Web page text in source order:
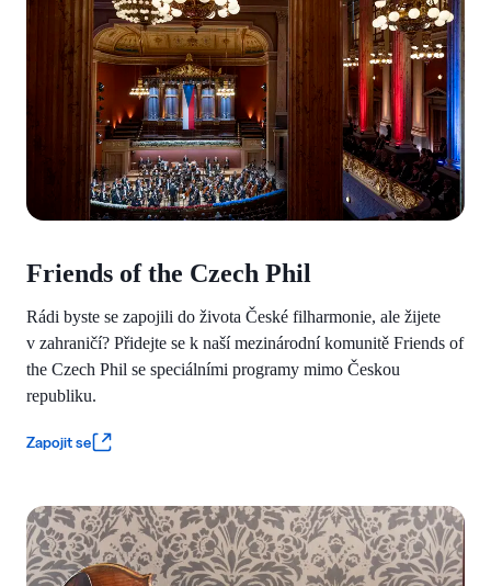
Friends of the Czech Phil
Rádi byste se zapojili do života České filharmonie, ale žijete
v zahraničí? Přidejte se k naší mezinárodní komunitě Friends of
the Czech Phil se speciálními programy mimo Českou
republiku.
Zapojit se